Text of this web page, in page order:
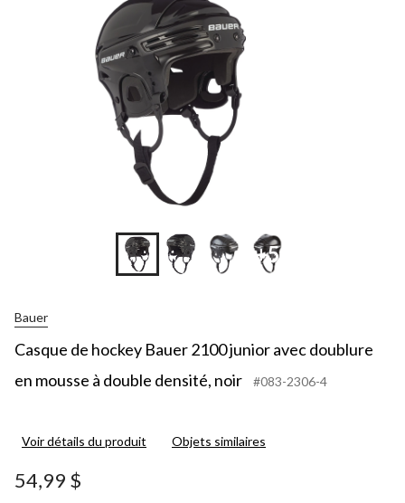
+5
Bauer
Casque de hockey Bauer 2100 junior avec doublure
en mousse à double densité, noir
#083-2306-4
Voir détails du produit Objets similaires
54,99 $